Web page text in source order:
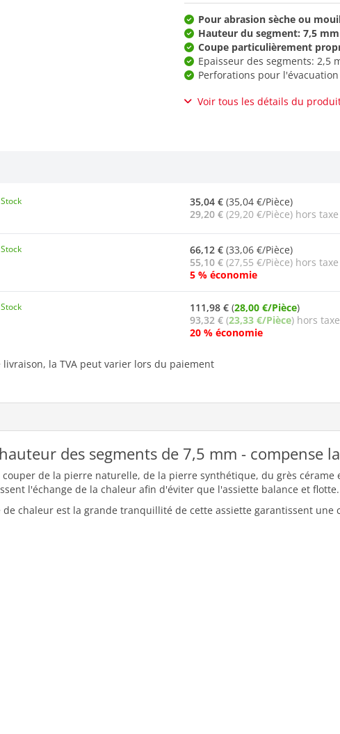
Pour abrasion sèche ou
Hauteur du segment: 7,5 mm
Coupe particulièrement
Epaisseur des segments: 2,5
Perforations pour
Voir tous les détails du
35,04 € (35,04 €/Pièce)
29,20 € (29,20 €/Pièce) hors taxe
66,12 € (33,06 €/Pièce)
55,10 € (27,55 €/Pièce) hors taxe
5 % économie
111,98 € (28,00 €/Pièce)
93,32 € (23,33 €/Pièce) hors taxe
20 % économie
la TVA peut varier lors du paiement
des segments de 7,5 mm - compense
de la pierre naturelle, de la pierre synthétique, du grès cérame
l'échange de la chaleur afin d'éviter que l'assiette balance et flotte.
de chaleur est la grande tranquillité de cette assiette garantissent une